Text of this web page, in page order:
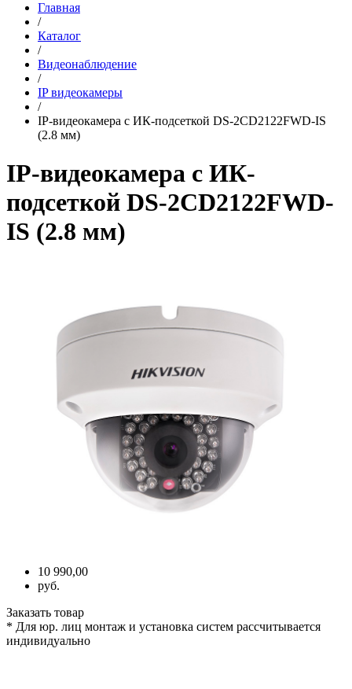
Главная
/
Каталог
/
Видеонаблюдение
/
IP видеокамеры
/
IP-видеокамера с ИК-подсеткой DS-2CD2122FWD-IS
(2.8 мм)
IP-видеокамера с ИК-
подсеткой DS-2CD2122FWD-
IS (2.8 мм)
10 990,00
руб.
Заказать товар
* Для юр. лиц монтаж и установка систем рассчитывается
индивидуально